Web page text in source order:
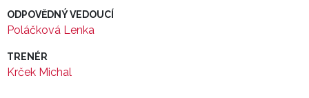
ODPOVĚDNÝ VEDOUCÍ
Poláčková Lenka
TRENÉR
Krček Michal